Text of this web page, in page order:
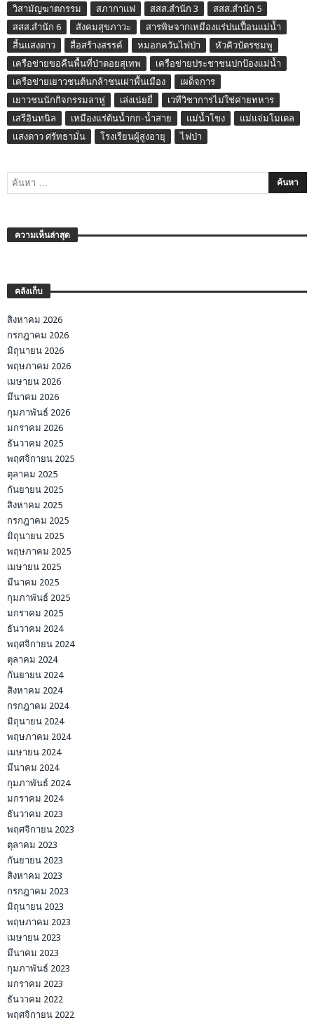
วิสามัญฆาตกรรม
สภากาแฟ สสส.สำนัก 3
สสส.สำนัก 5
สสส.สำนัก 6
สังคมสุขภาวะ
สารพิษจากเหมืองแร่ปนเปื้อนแม่น้ำ
สิ้นแสงดาว
สื่อสร้างสรรค์ หมอกควันไฟป่า
หัวคิวบัตรชมพู
เครือข่ายขอคืนพื้นที่ป่าดอยสุเทพ
เครือข่ายประชาชนปกป้องแม่น้ำ
เครือข่ายเยาวชนต้นกล้าชนเผ่าพื้นเมือง
เผด็จการ
เยาวชนนักกิจกรรมลาหู่
เล่งเน่ยยี่
เวทีวิชาการไม่ใช่ค่ายทหาร
เสรีอินทนิล
เหมืองแร่ต้นน้ำกก-น้ำสาย แม่น้ำโขง
แม่แจ่มโมเดล
แสงดาว ศรัทธามั่น
โรงเรียนผู้สูงอายุ ไฟป่า
ความเห็นล่าสุด
คลังเก็บ
สิงหาคม 2026
กรกฎาคม 2026
มิถุนายน 2026
พฤษภาคม 2026
เมษายน 2026
มีนาคม 2026
กุมภาพันธ์ 2026
มกราคม 2026
ธันวาคม 2025
พฤศจิกายน 2025
ตุลาคม 2025
กันยายน 2025
สิงหาคม 2025
กรกฎาคม 2025
มิถุนายน 2025
พฤษภาคม 2025
เมษายน 2025
มีนาคม 2025
กุมภาพันธ์ 2025
มกราคม 2025
ธันวาคม 2024
พฤศจิกายน 2024
ตุลาคม 2024
กันยายน 2024
สิงหาคม 2024
กรกฎาคม 2024
มิถุนายน 2024
พฤษภาคม 2024
เมษายน 2024
มีนาคม 2024
กุมภาพันธ์ 2024
มกราคม 2024
ธันวาคม 2023
พฤศจิกายน 2023
ตุลาคม 2023
กันยายน 2023
สิงหาคม 2023
กรกฎาคม 2023
มิถุนายน 2023
พฤษภาคม 2023
เมษายน 2023
มีนาคม 2023
กุมภาพันธ์ 2023
มกราคม 2023
ธันวาคม 2022
พฤศจิกายน 2022